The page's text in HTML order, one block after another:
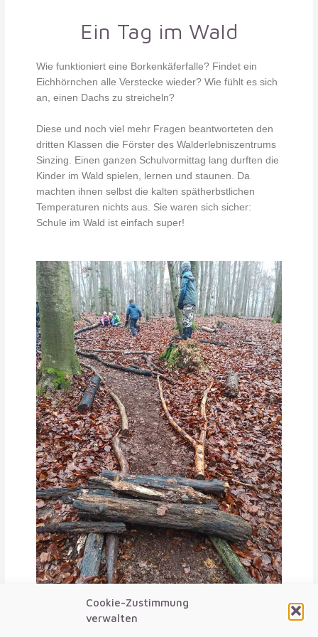
Cookie-Zustimmung
verwalten
Ein Tag im Wald
Wie funktioniert eine Borkenkäferfalle? Findet ein
Eichhörnchen alle Verstecke wieder? Wie fühlt es sich
an, einen Dachs zu streicheln?
Diese und noch viel mehr Fragen beantworteten den
dritten Klassen die Förster des Walderlebniszentrums
Sinzing. Einen ganzen Schulvormittag lang durften die
Kinder im Wald spielen, lernen und staunen. Da
machten ihnen selbst die kalten spätherbstlichen
Temperaturen nichts aus. Sie waren sich sicher:
Schule im Wald ist einfach super!